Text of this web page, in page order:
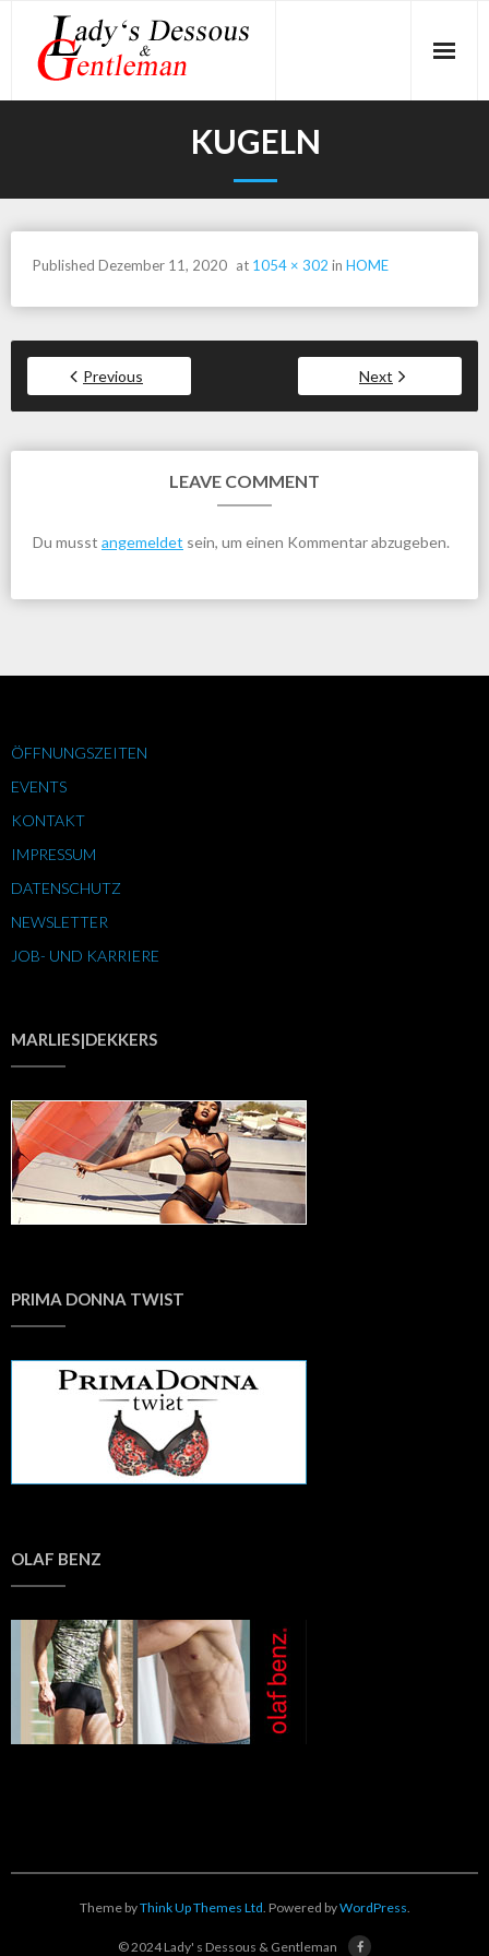
content
KUGELN
Published Dezember 11, 2020 at 1054 × 302 in HOME
Previous Next
LEAVE COMMENT
Du musst angemeldet sein, um einen Kommentar abzugeben.
ÖFFNUNGSZEITEN
EVENTS
KONTAKT
IMPRESSUM
DATENSCHUTZ
NEWSLETTER
JOB- UND KARRIERE
MARLIES|DEKKERS
PRIMA DONNA TWIST
OLAF BENZ
Theme byThink Up Themes Ltd. Powered byWordPress.
© 2024 Lady' s Dessous & Gentleman